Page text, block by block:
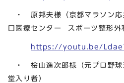
・ 原邦夫様（京都マラソン応
口医療センター スポーツ整形外
https://youtu.be/
・ 桧山進次郎様（元プロ野球
堂入り者）